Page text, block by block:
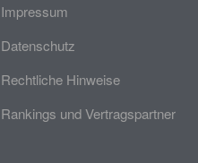
Impressum
Datenschutz
Rechtliche Hinweise
Rankings und Vertragspartner